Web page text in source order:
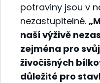
potraviny jsou v
nezastupitelné.
naší výživě
zejména pro
živočišných
důležité pro